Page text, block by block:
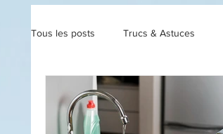
Tous les posts Trucs & Astuces
Actualités Fin d'année